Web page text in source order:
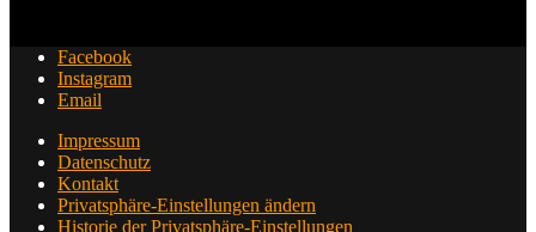
Facebook
Instagram
Email
Impressum
Datenschutz
Kontakt
Privatsphäre-Einstellungen ändern
Historie der Privatsphäre-Einstellungen